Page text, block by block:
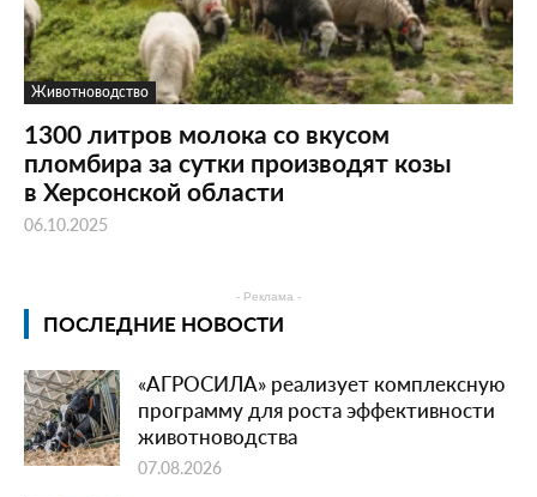
Животноводство
1300 литров молока со вкусом
пломбира за сутки производят козы
в Херсонской области
06.10.2025
- Реклама -
ПОСЛЕДНИЕ НОВОСТИ
«АГРОСИЛА» реализует комплексную
программу для роста эффективности
животноводства
07.08.2026